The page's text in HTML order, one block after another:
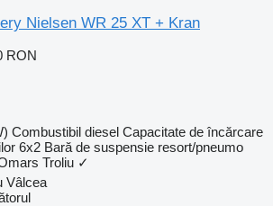
Nielsen WR 25 XT + Kran
RON
Combustibil diesel Capacitate de încărcare
6x2 Bară de suspensie resort/pneumo
Troliu ✓
Vâlcea